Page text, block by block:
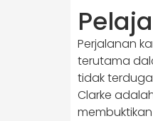
Perjalanan
terutama
tidak
Clarke